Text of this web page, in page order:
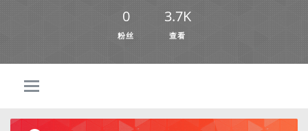
0
粉丝
3.7K
查看